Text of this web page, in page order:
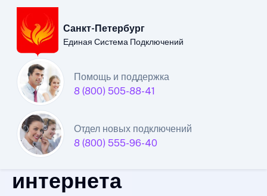
Санкт-Петербург
Единая Система Подключений
Помощь и поддержка
8 (800) 505-88-41
Отдел новых подключений
8 (800) 555-96-40
Санкт-Петербургский
филиал
Единой Системы
Подключений
интернета